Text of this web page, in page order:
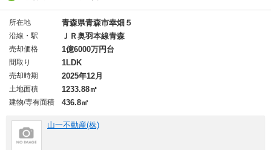
所在地 青森県青森市幸畑５
沿線・駅 ＪＲ奥羽本線青森
売却価格 1億6000万円台
間取り 1LDK
売却時期 2025年12月
土地面積 1233.88㎡
建物/専有面積 436.8㎡
山一不動産(株)